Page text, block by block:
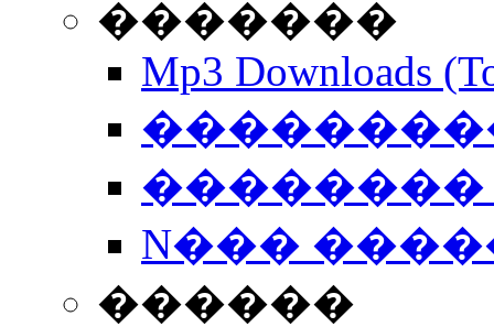
�������
Mp3 Downloads
��������
N���
������